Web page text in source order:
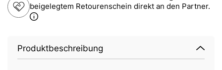
beigelegtem Retourenschein direkt an den Partner.
Produktbeschreibung